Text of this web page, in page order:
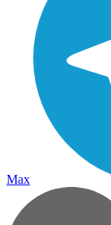
Max